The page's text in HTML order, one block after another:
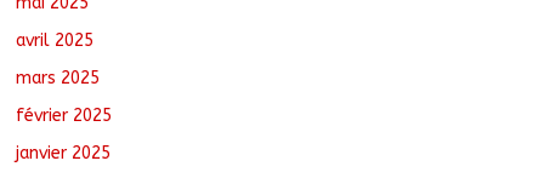
avril 2025
mars 2025
février 2025
janvier 2025